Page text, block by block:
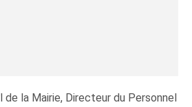
de la Mairie, Directeur du Personnel